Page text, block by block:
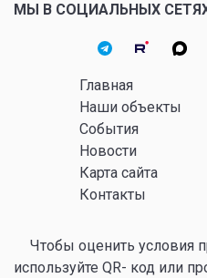
МЫ В СОЦИАЛЬНЫХ
Главная
Наши объекты
События
Новости
Карта сайта
Контакты
Чтобы оценить условия
используйте QR- код или